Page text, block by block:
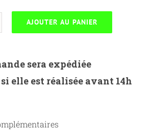
AJOUTER AU PANIER
sera expédiée
elle est réalisée avant 14h